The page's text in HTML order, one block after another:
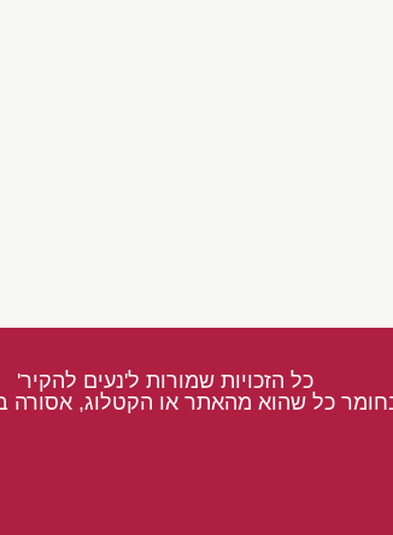
כל הזכויות שמורות ל'נעים להקיר'
כל שהוא מהאתר או הקטלוג, אסורה